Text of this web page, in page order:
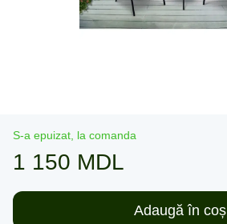
S-a epuizat, la comanda
1 150 MDL
Adaugă în coș